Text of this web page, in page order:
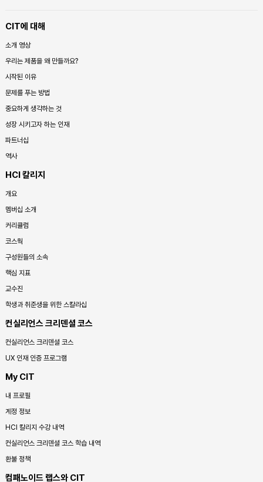
CIT에 대해
소개 영상
우리는 제품을 왜 만들까요?
시작된 이유
문제를 푸는 방법
중요하게 생각하는 것
성장 시키고자 하는 인재
파트너십
역사
HCI 칼리지
개요
멤버십 소개
커리큘럼
코스웍
구성원들의 소속
핵심 지표
교수진
학생과 취준생을 위한 스칼라십
컨실리언스 크리덴셜 코스
컨실리언스 크리덴셜 코스
UX 인재 인증 프로그램
My CIT
내 프로필
계정 정보
HCI 칼리지 수강 내역
컨실리언스 크리덴셜 코스 학습 내역
환불 정책
컴패노이드 랩스와 CIT